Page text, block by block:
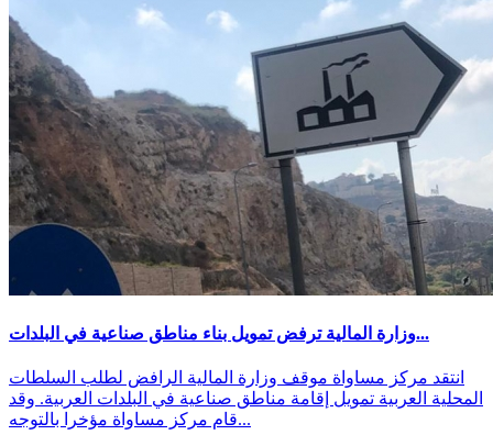
وزارة المالية ترفض تمويل بناء مناطق صناعية في البلدات...
انتقد مركز مساواة موقف وزارة المالية الرافض لطلب السلطات
المحلية العربية تمويل إقامة مناطق صناعية في البلدات العربية. وقد
قام مركز مساواة مؤخرا بالتوجه...